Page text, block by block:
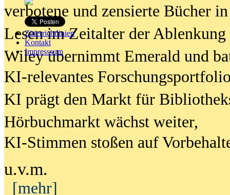
Zitierrichtlinien
Kontakt
Impresssum
verbotene und zensierte Bücher
Lesen im Zeitalter der Ablenkung
Wiley übernimmt Emerald und
KI-relevantes
KI prägt den Markt für
Hörbuchmarkt wächst weiter,
KI-Stimmen stoßen auf
u.v.m.
[mehr]